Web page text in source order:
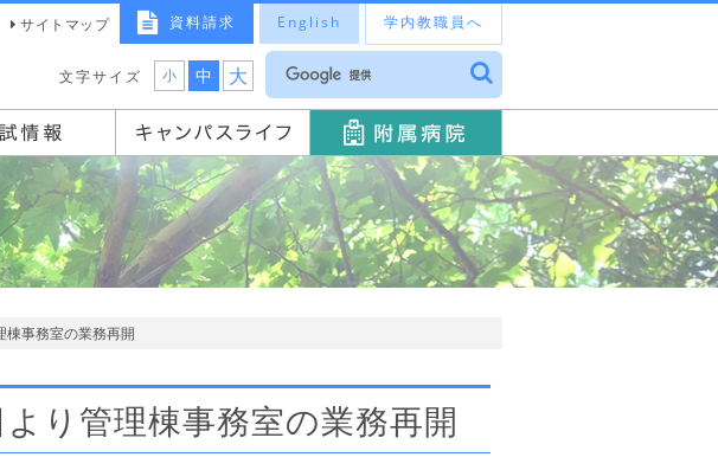
資料請求 English 学内教職員へ
サイトマップ
文字サイズ 小 中 大
棟事務室の業務再開
より管理棟事務室の業務再開